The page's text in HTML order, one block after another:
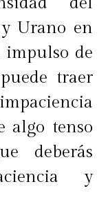
momento
el caos,
presente
inquietud
será el
clima
ideal es
con
Urano en
de
traer
algo tenso
deberás
y